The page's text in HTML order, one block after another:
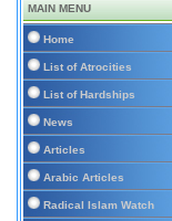
MAIN MENU
Home
List of Atrocities
List of Hardships
News
Articles
Arabic Articles
Radical Islam Watch